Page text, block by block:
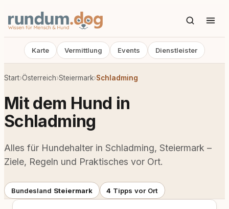
Karte Vermittlung Events Dienstleister
Start›Österreich›Steiermark›Schladming
Mit dem Hund in
Schladming
Alles für Hundehalter in Schladming, Steiermark –
Ziele, Regeln und Praktisches vor Ort.
Bundesland Steiermark 4 Tipps vor Ort